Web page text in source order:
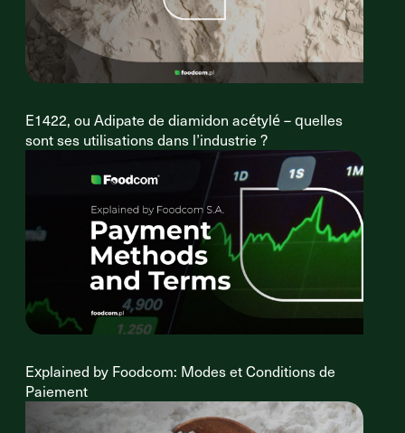
E1422, ou Adipate de diamidon acétylé – quelles
sont ses utilisations dans l’industrie ?
Explained by Foodcom: Modes et Conditions de
Paiement